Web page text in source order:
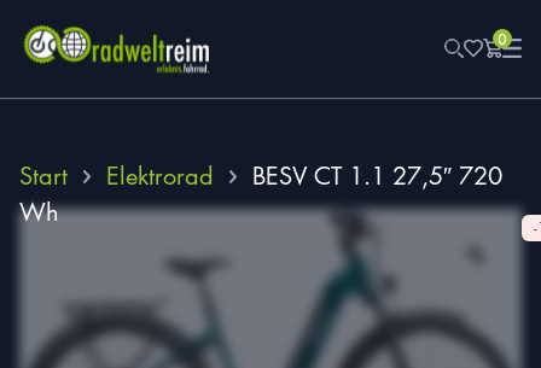
0
Start Elektrorad
BESV CT 1.1 27,5″ 720
Wh